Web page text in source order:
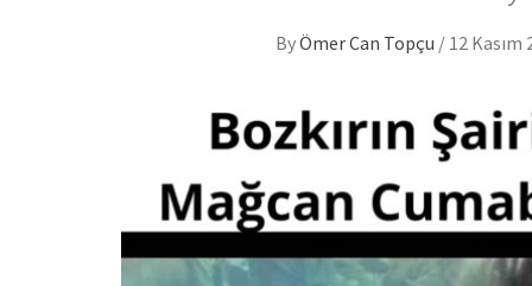
ByÖmer Can Topçu / 12 Kasım